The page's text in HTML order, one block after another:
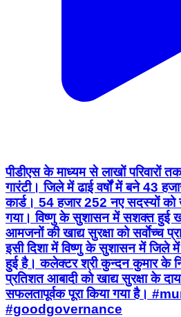
पीडीएस के माध्यम से लाखों परिवारों
गारंटी। जिले में ढाई वर्षों में बने 43
कार्ड। 54 हजार 252 नए सदस्यों को
गया। विष्णु के सुशासन में सशक्त हुई
आमजनों की खाद्य सुरक्षा को सर्वाेच्च
इसी दिशा में विष्णु के सुशासन में जिले
हुई है। कलेक्टर श्री कुन्दन कुमार के
प्रतिशत आबादी को खाद्य सुरक्षा के
सफलतापूर्वक पूरा किया गया है।
#goodgovernance